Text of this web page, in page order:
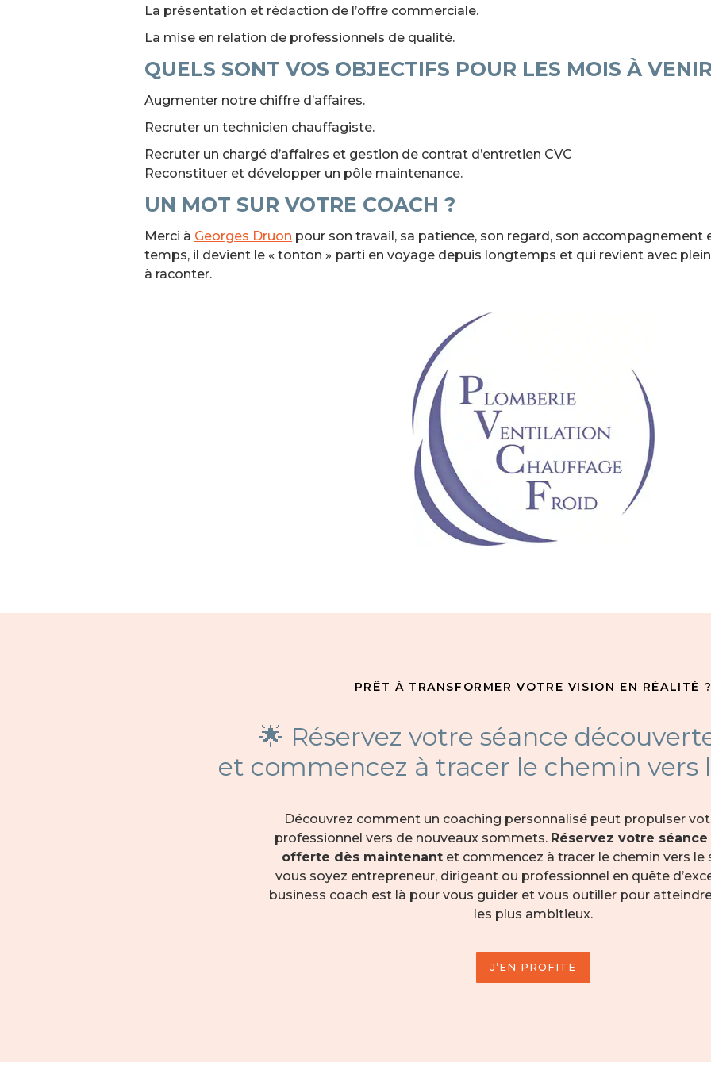
La présentation et rédaction de l’offre commerciale.
La mise en relation de professionnels de qualité.
QUELS SONT VOS OBJECTIFS POUR LES MOIS À
Augmenter notre chiffre d’affaires.
Recruter un technicien chauffagiste.
Recruter un chargé d’affaires et gestion de contrat d’entretien CVC
Reconstituer et développer un pôle maintenance.
UN MOT SUR VOTRE COACH ?
Merci à Georges Druon pour son travail, sa patience, son regard, son accompagnement
temps, il devient le « tonton » parti en voyage depuis longtemps et qui revient avec
à raconter.
PRÊT À TRANSFORMER VOTRE VISION EN RÉALITÉ
🌟 Réservez votre séance
et commencez à tracer le chemin vers
Découvrez comment un coaching personnalisé peut propulser
professionnel vers de nouveaux sommets. Réservez votre
offerte dès maintenant et commencez à tracer le chemin vers le
vous soyez entrepreneur, dirigeant ou professionnel en quête
business coach est là pour vous guider et vous outiller pour
les plus ambitieux.
J’EN PROFITE